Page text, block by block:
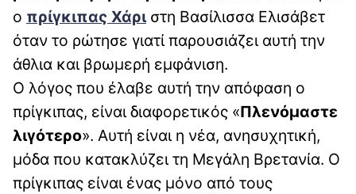
ο πρίγκιπας Χάριστη Βασίλισσα Ελισάβετ
όταν το ρώτησε γιατί παρουσιάζει αυτή την
άθλια και βρωμερή εμφάνιση.
Ο λόγος που έλαβε αυτή την απόφαση ο
πρίγκιπας, είναι διαφορετικός «Πλενόμαστε
λιγότερο». Αυτή είναι η νέα, ανησυχητική,
μόδα που κατακλύζει τη Μεγάλη Βρετανία. Ο
πρίγκιπας είναι ένας μόνο από τους